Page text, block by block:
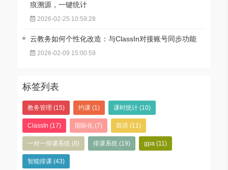
痕溯源，一键统计
2026-02-25 10:59:28
云教务如何个性化改造：与ClassIn对接账号同步功能
2026-02-09 15:00:59
标签列表
教务管理 (15) 约课 (1) 课时统计 (10)
ClassIn (17) 国际化 (7) 双语 (11)
一对一排课系统 (8) 排课系统 (19) gpa (11)
智能排课 (43)